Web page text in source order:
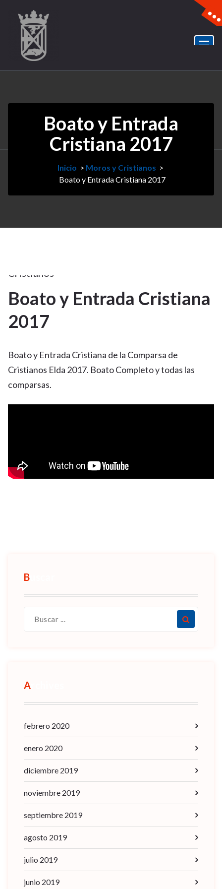
Boato y Entrada
Cristiana 2017
Inicio > Moros y Cristianos >
Boato y Entrada Cristiana 2017
7
JUN 2017
7Jun
Cristianos
Boato y Entrada Cristiana
2017
Boato y Entrada Cristiana de la Comparsa de
Cristianos Elda 2017. Boato Completo y todas las
comparsas.
febrero 2020
enero 2020
diciembre 2019
noviembre 2019
septiembre 2019
agosto 2019
julio 2019
junio 2019